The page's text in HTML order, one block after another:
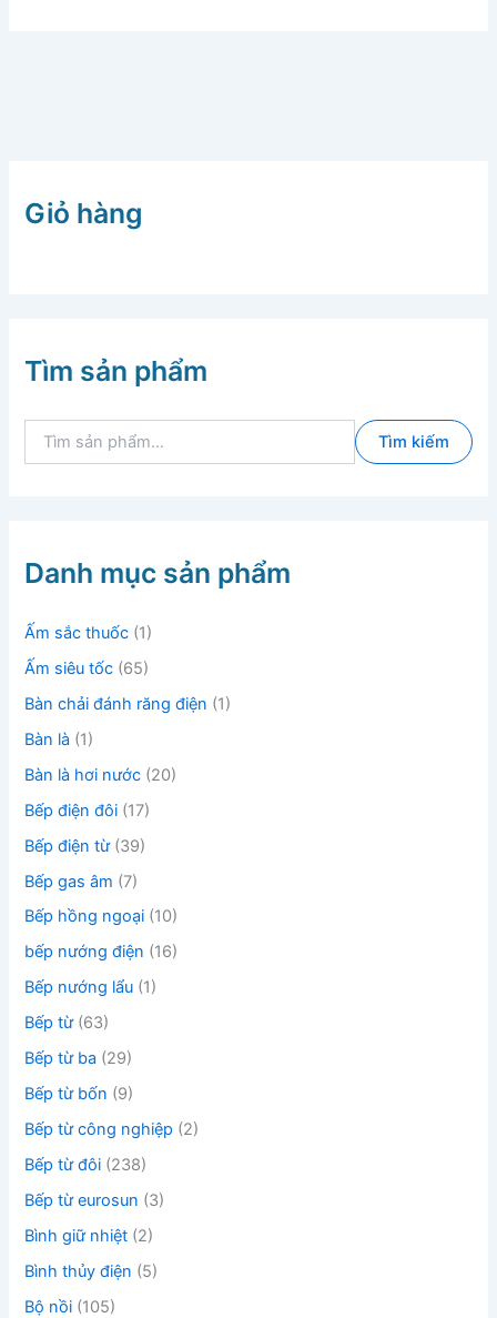
Giỏ hàng
Tìm sản phẩm
m
:
Tìm kiếm
Danh mục sản phẩm
Ấm sắc thuốc (1)
Ấm siêu tốc (65)
Bàn chải đánh răng điện (1)
Bàn là (1)
Bàn là hơi nước (20)
Bếp điện đôi (17)
Bếp điện từ (39)
Bếp gas âm (7)
Bếp hồng ngoại (10)
bếp nướng điện (16)
Bếp nướng lẩu (1)
Bếp từ (63)
Bếp từ ba (29)
Bếp từ bốn (9)
Bếp từ công nghiệp (2)
Bếp từ đôi (238)
Bếp từ eurosun (3)
Bình giữ nhiệt (2)
Bình thủy điện (5)
Bộ nồi (105)